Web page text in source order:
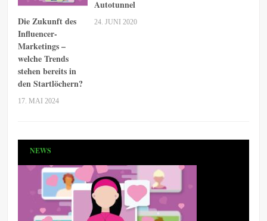
Die Zukunft des
Influencer-
Marketings –
welche Trends
stehen bereits in
den Startlöchern?
17. MAI 2024
Autotunnel
24. JUNI 2020
NEWS